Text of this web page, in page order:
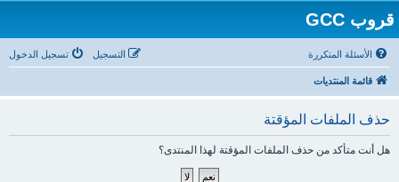
قروب GCC
الأسئلة المتكررة تسجيل الدخول التسجيل
قائمة المنتديات
حذف الملفات المؤقتة
هل أنت متأكد من حذف الملفات المؤقتة لهذا المنتدى؟